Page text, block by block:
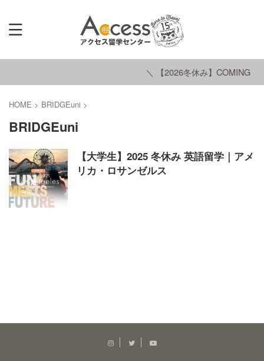
＼ 【2026冬休み】COMING
HOME > BRIDGEuni >
BRIDGEuni
【大学生】2025 冬休み 英語留学｜アメ
リカ・ロサンゼルス